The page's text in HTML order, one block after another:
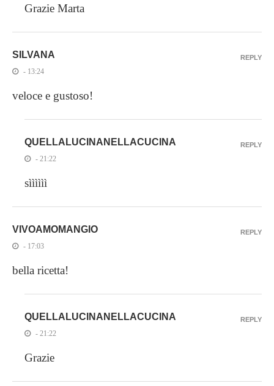
Grazie Marta
SILVANA
- 13:24
veloce e gustoso!
REPLY
QUELLALUCINANELLACUCINA
- 21:22
sìììììì
REPLY
VIVOAMOMANGIO
- 17:03
bella ricetta!
REPLY
QUELLALUCINANELLACUCINA
- 21:22
Grazie
REPLY